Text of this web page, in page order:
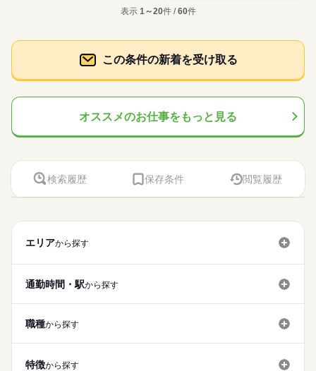
表示 1～20件 /60件
この条件の新着を受け取る
オススメのお仕事をもっと見る
検索履歴 保存条件 閲覧履歴
エリアから探す
通勤時間・駅から探す
職種から探す
特徴から探す